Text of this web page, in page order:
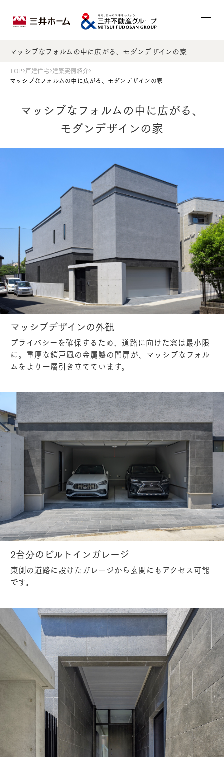
マッシブなフォルムの中に広がる、モダンデザインの家
TOP 戸建住宅 建築実例紹介
マッシブなフォルムの中に広がる、モダンデザインの家
マッシブなフォルムの中に広がる、
モダンデザインの家
マッシブデザインの外観
プライバシーを確保するため、道路に向けた窓は最小限
に。重厚な鎧戸風の金属製の門扉が、マッシブなフォル
ムをより一層引き立てています。
2台分のビルトインガレージ
東側の道路に設けたガレージから玄関にもアクセス可能
です。